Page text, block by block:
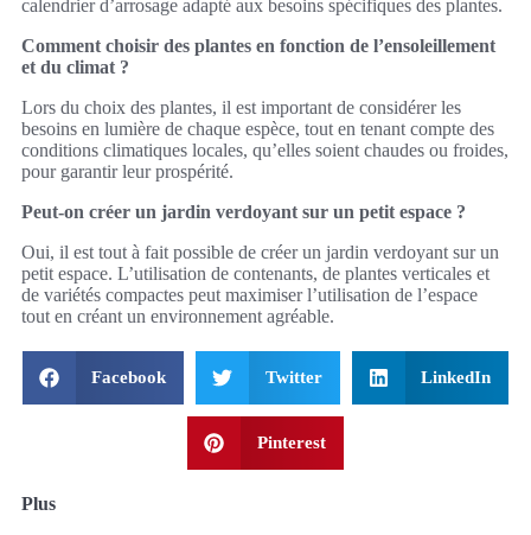
calendrier d’arrosage adapté aux besoins spécifiques des plantes.
Comment choisir des plantes en fonction de l’ensoleillement
et du climat ?
Lors du choix des plantes, il est important de considérer les
besoins en lumière de chaque espèce, tout en tenant compte des
conditions climatiques locales, qu’elles soient chaudes ou froides,
pour garantir leur prospérité.
Peut-on créer un jardin verdoyant sur un petit espace ?
Oui, il est tout à fait possible de créer un jardin verdoyant sur un
petit espace. L’utilisation de contenants, de plantes verticales et
de variétés compactes peut maximiser l’utilisation de l’espace
tout en créant un environnement agréable.
Facebook Twitter LinkedIn
Pinterest
Plus